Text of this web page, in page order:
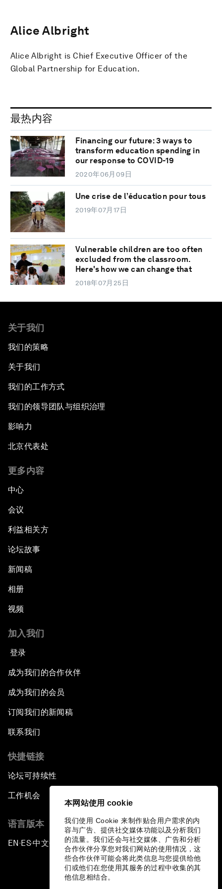
本网站使用 cookie
我们使用 Cookie 来制作贴合用户需求的内
容与广告、提供社交媒体功能以及分析我们
的流量。我们还会与社交媒体、广告和分析
合作伙伴分享您对我们网站的使用情况，这
些合作伙伴可能会将此类信息与您提供给他
们或他们在您使用其服务的过程中收集的其
他信息相结合。
Alice Albright
Alice Albright is Chief Executive Officer of the
Global Partnership for Education.
最热内容
Financing our future: 3 ways to
transform education spending in
our response to COVID-19
2020年06月09日
Une crise de l’éducation pour tous
2019年07月17日
Vulnerable children are too often
excluded from the classroom.
Here's how we can change that
2018年07月25日
关于我们
我们的策略
关于我们
我们的工作方式
我们的领导团队与组织治理
影响力
北京代表处
更多内容
中心
会议
利益相关方
论坛故事
新闻稿
相册
视频
加入我们
登录
成为我们的合作伙伴
成为我们的会员
订阅我们的新闻稿
联系我们
快捷链接
论坛可持续性
工作机会
语言版本
EN ▪ES▪中文▪ 日本語